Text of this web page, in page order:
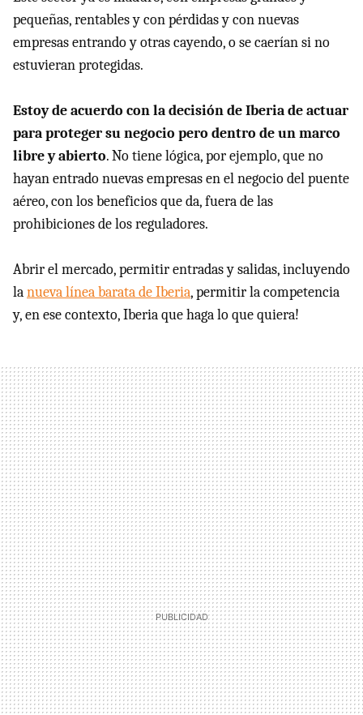
pequeñas, rentables y con pérdidas y con nuevas
empresas entrando y otras cayendo, o se caerían si no
estuvieran protegidas.
Estoy de acuerdo con la decisión de Iberia de actuar
para proteger su negocio pero dentro de un marco
libre y abierto. No tiene lógica, por ejemplo, que no
hayan entrado nuevas empresas en el negocio del puente
aéreo, con los beneficios que da, fuera de las
prohibiciones de los reguladores.
Abrir el mercado, permitir entradas y salidas, incluyendo
lanueva línea barata de Iberia, permitir la competencia
y, en ese contexto, Iberia que haga lo que quiera!